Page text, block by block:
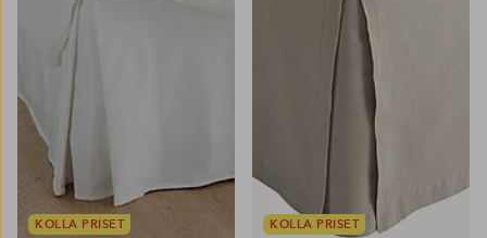
KOLLA PRISET KOLLA PRISET